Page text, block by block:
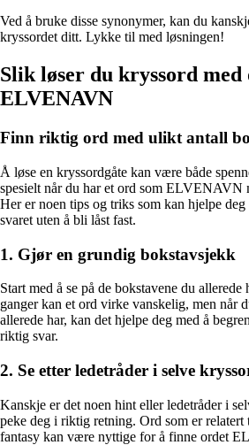
Ved å bruke disse synonymer, kan du
kryssordet ditt. Lykke til med løsningen!
Slik løser du kryssord med
ELVENAVN
Finn riktig ord med ulikt antall
Å løse en kryssordgåte kan være både
spesielt når du har et ord som ELVENAVN
Her er noen tips og triks som kan hjelpe
svaret uten å bli låst fast.
1. Gjør en grundig bokstavsjekk
Start med å se på de bokstavene du
ganger kan et ord virke vanskelig, men når
allerede har, kan det hjelpe deg med å
riktig svar.
2. Se etter ledetråder i selve
Kanskje er det noen hint eller ledetråder i
peke deg i riktig retning. Ord som er relatert
fantasy kan være nyttige for å finne ordet